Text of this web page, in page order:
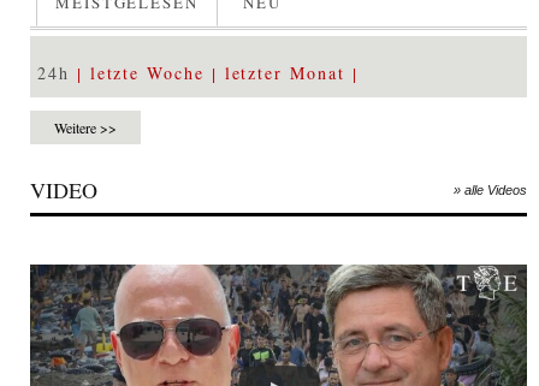
24h letzte Woche letzter Monat
Weitere >>
VIDEO » alle Videos